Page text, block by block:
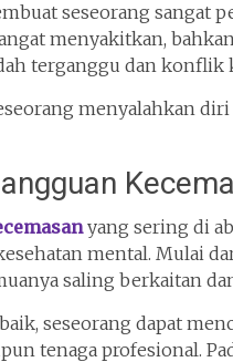
seseorang sangat
menyakitkan,
terganggu dan konflik
menyalahkan
yang sering di
mental. Mulai
saling berkaitan
seseorang dapat
tenaga profesional.